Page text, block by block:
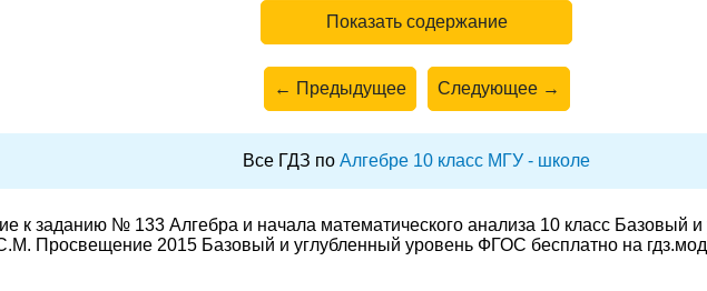
Показать содержание
← Предыдущее Следующее →
Все ГДЗ по Алгебре 10 класс МГУ - школе
к заданию № 133 Алгебра и начала математического анализа 10 класс Базовый и
Просвещение 2015 Базовый и углубленный уровень ФГОС бесплатно на